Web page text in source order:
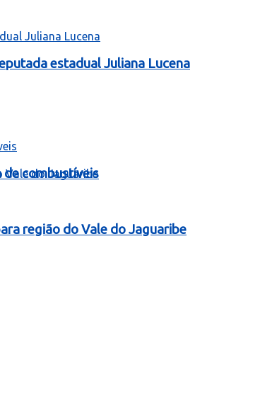
região do Vale do Jaguaribe
estadual Juliana Lucena
combustíveis